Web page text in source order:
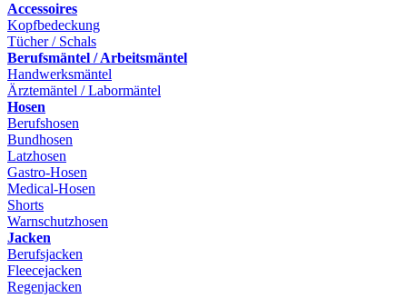
Accessoires
Kopfbedeckung
Tücher / Schals
Berufsmäntel / Arbeitsmäntel
Handwerksmäntel
Ärztemäntel / Labormäntel
Hosen
Berufshosen
Bundhosen
Latzhosen
Gastro-Hosen
Medical-Hosen
Shorts
Warnschutzhosen
Jacken
Berufsjacken
Fleecejacken
Regenjacken